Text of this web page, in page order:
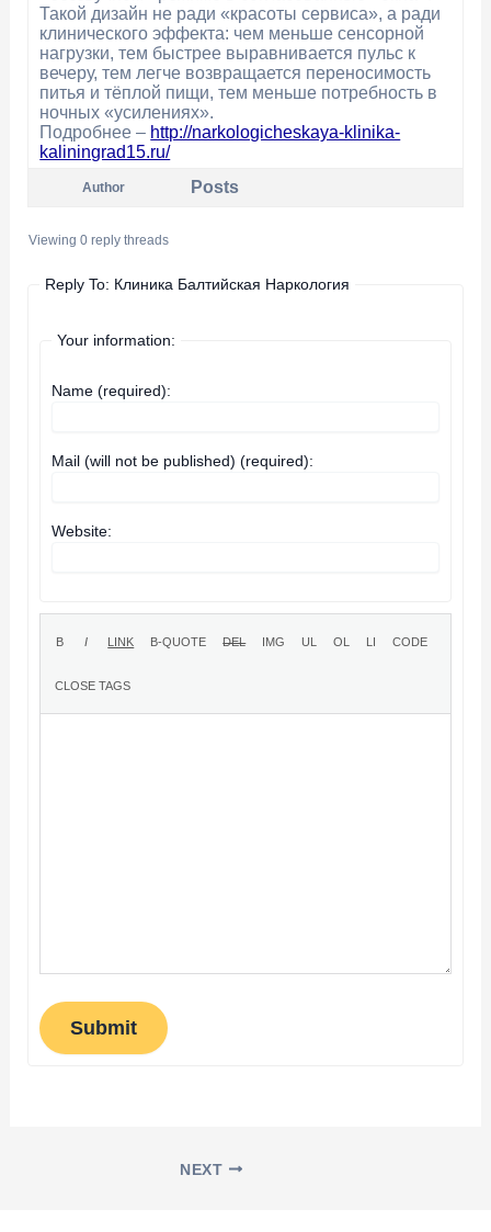
Такой дизайн не ради «красоты сервиса», а ради
клинического эффекта: чем меньше сенсорной
нагрузки, тем быстрее выравнивается пульс к
вечеру, тем легче возвращается переносимость
питья и тёплой пищи, тем меньше потребность в
ночных «усилениях».
Подробнее – http://narkologicheskaya-klinika-
kaliningrad15.ru/
Author Posts
Viewing 0 reply threads
Reply To: Клиника Балтийская Наркология
Your information:
Name (required):
Mail (will not be published) (required):
Website:
Submit
NEXT